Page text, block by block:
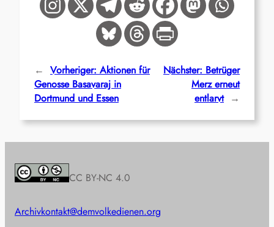
← Vorheriger: Aktionen für
Genosse Basavaraj in
Dortmund und Essen
Nächster: Betrüger
Merz erneut
entlarvt →
CC BY-NC 4.0
Archivkontakt@demvolkedienen.org